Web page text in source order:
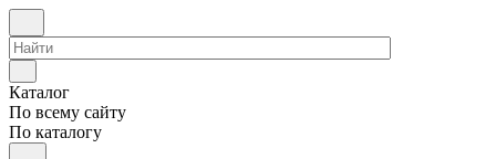
Каталог
По всему сайту
По каталогу